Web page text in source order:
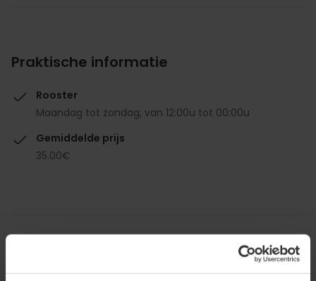
Praktische informatie
Rooster
Maandag tot zondag, van 12:00u tot 00:00u
Gemiddelde prijs
35.00€
Capaciteit